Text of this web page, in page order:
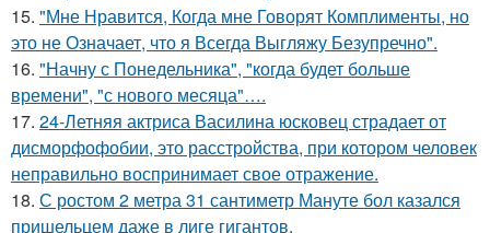
15. "Мне Нравится, Когда мне Говорят Комплименты, но
это не Означает, что я Всегда Выгляжу Безупречно".
16. "Начну с Понедельника", "когда будет больше
времени", "с нового месяца"….
17. 24-Летняя актриса Василина юсковец страдает от
дисморфофобии, это расстройства, при котором человек
неправильно воспринимает свое отражение.
18. С ростом 2 метра 31 сантиметр Мануте бол казался
пришельцем даже в лиге гигантов.